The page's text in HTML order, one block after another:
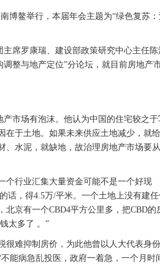
鳌举行，本届年会主题为“绿色复苏：
席罗康瑞、建设部政策研究中心主任陈
整与地产定位”分论坛，就目前房地产
市场有泡沫。他认为中国的住宅较之于
在于土地。如果未来供应土地减少，就
、水泥，就缺地，故治理房地产市场要
行业汇集大量资金可能不是一个好现
话，得4.5万/平米。一个土地上没有建任
京有一个CBD4平方公里多，把CBD的
太多了 。”
难抑制房价，为此他曾以人大代表身
能病急乱投医，政府一着急，一个月时